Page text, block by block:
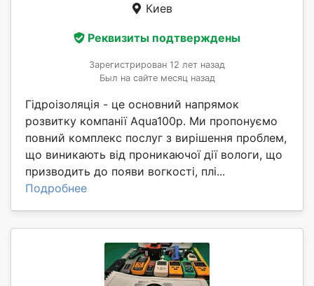
Киев
Реквизиты подтверждены
Зарегистрирован 12 лет назад
Был на сайте месяц назад
Гідроізоляція - це основний напрямок
розвитку компанії Aqua100p. Ми пропонуємо
повний комплекс послуг з вирішення проблем,
що виникають від проникаючої дії вологи, що
призводить до появи вогкості, плі...
Подробнее